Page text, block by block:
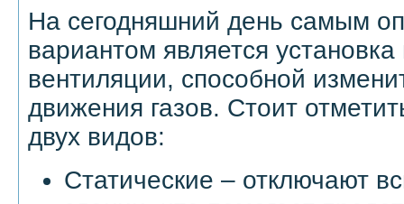
На сегодняшний день самым
вариантом является
вентиляции, способной
движения газов. Стоит
двух видов:
Статические – отключают